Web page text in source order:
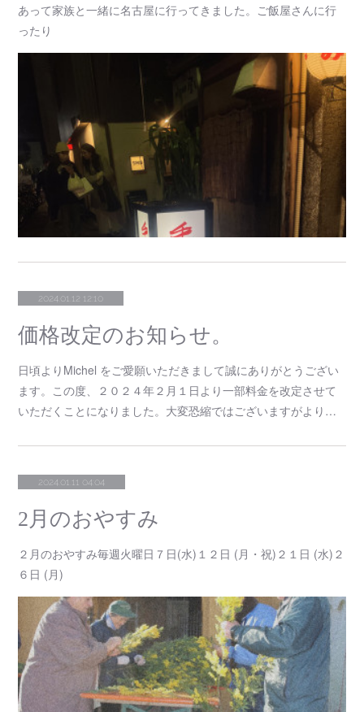
あって家族と一緒に名古屋に行ってきました。ご飯屋さんに行
ったり
2024.01.12 12:10
価格改定のお知らせ。
日頃よりMichel をご愛願いただきまして誠にありがとうござい
ます。この度、２０２４年２月１日より一部料金を改定させて
いただくことになりました。大変恐縮ではございますがより…
2024.01.11 04:04
2月のおやすみ
２月のおやすみ毎週火曜日７日(水)１２日 (月・祝)２１日 (水)２
６日 (月)